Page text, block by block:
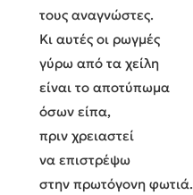
τους αναγνώστες.
Κι αυτές οι ρωγμές
γύρω από τα χείλη
είναι το αποτύπωμα
όσων είπα,
πριν χρειαστεί
να επιστρέψω
στην πρωτόγονη φωτιά.